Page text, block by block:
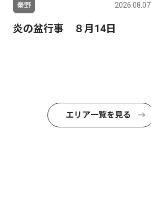
秦野 2026.08.07
炎の盆行事 ８月14日
エリア一覧を見る